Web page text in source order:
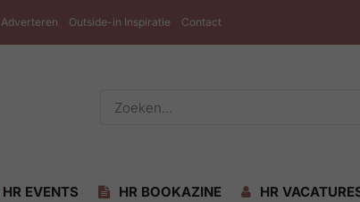
Adverteren Outside-in Inspiratie Contact
HR EVENTS HR BOOKAZINE HR